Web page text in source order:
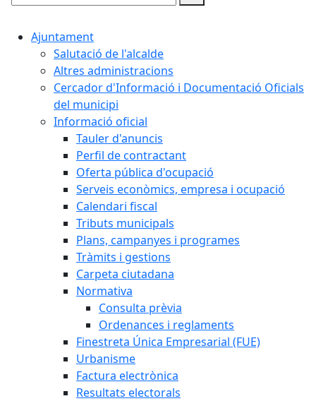
Cercar:
Ajuntament
Salutació de l'alcalde
Altres administracions
Cercador d'Informació i Documentació Oficials
del municipi
Informació oficial
Tauler d'anuncis
Perfil de contractant
Oferta pública d'ocupació
Serveis econòmics, empresa i ocupació
Calendari fiscal
Tributs municipals
Plans, campanyes i programes
Tràmits i gestions
Carpeta ciutadana
Normativa
Consulta prèvia
Ordenances i reglaments
Finestreta Única Empresarial (FUE)
Urbanisme
Factura electrònica
Resultats electorals